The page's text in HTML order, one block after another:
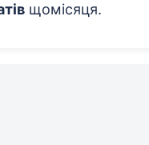
щомісяця.